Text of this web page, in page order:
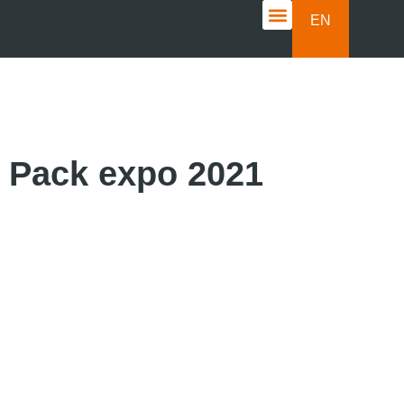
EN
Pack expo 2021